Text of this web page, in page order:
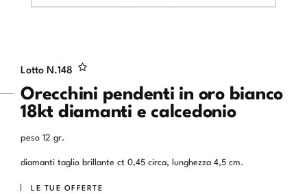
Lotto N.148
Orecchini pendenti in oro bianco
18kt diamanti e calcedonio
peso 12 gr.
diamanti taglio brillante ct 0,45 circa, lunghezza 4,5 cm.
LE TUE OFFERTE